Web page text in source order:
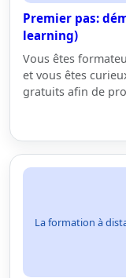
Premier pas:
learning)
Vous êtes
et vous êtes
gratuits afin de
La formation à